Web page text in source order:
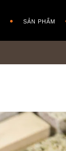
SẢN PHẨM